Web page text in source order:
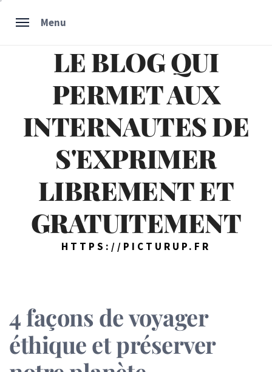
Menu
LE BLOG QUI
PERMET AUX
INTERNAUTES DE
S'EXPRIMER
LIBREMENT ET
GRATUITEMENT
HTTPS://PICTURUP.FR
4 façons de voyager
éthique et préserver